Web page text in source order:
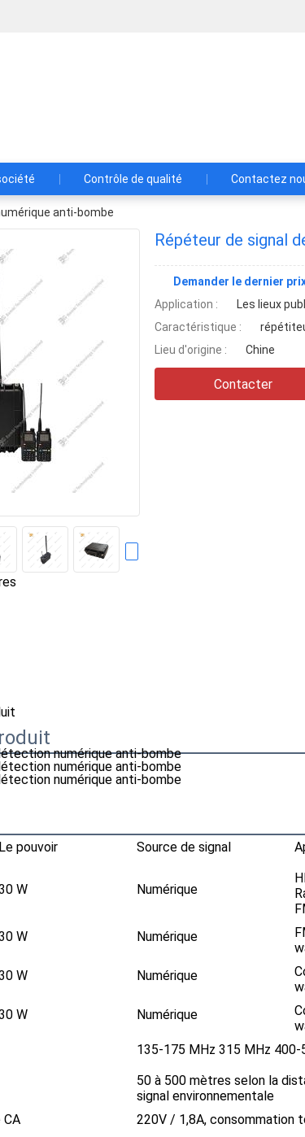
Contrôle de qualité Contactez
anti-bombe
Répéteur de signal
Demander le dernier
Application :
Les lieux
Caractéristique :
Lieu d'origine :
Chine
Contacter
Le pouvoir Source de signal
W Numérique
W Numérique
W Numérique
W Numérique
135-175 MHz 315 MHz 400-
50 à 500 mètres selon la
signal environnementale
CA
220V / 1,8A, consommation